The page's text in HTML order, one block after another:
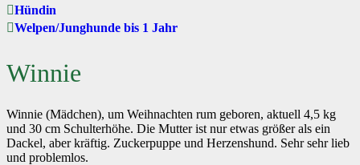
Hündin
Welpen/Junghunde bis 1 Jahr
Winnie
Winnie (Mädchen), um Weihnachten rum geboren, aktuell 4,5 kg
und 30 cm Schulterhöhe. Die Mutter ist nur etwas größer als ein
Dackel, aber kräftig. Zuckerpuppe und Herzenshund. Sehr sehr lieb
und problemlos.